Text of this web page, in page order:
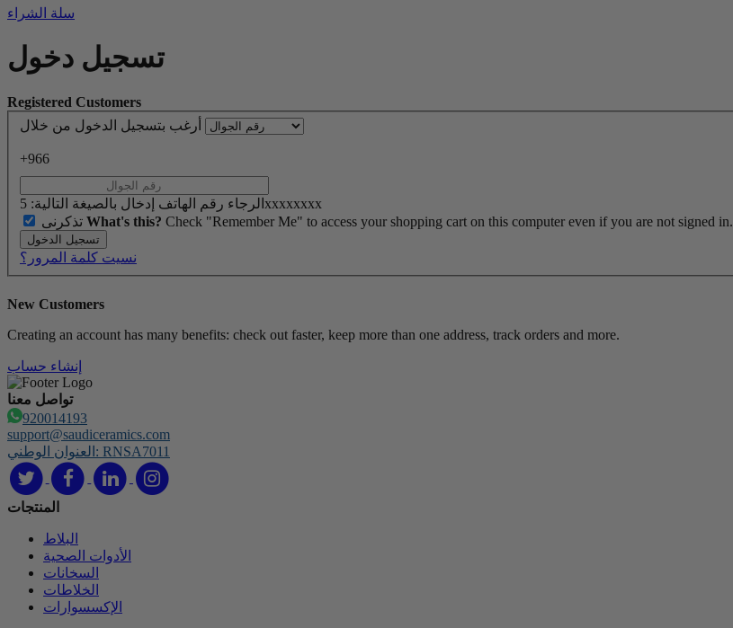
سلة الشراء
تسجيل دخول
Registered Customers
أرغب بتسجيل الدخول من خلال
+966
الرجاء رقم الهاتف إدخال بالصيغة التالية: 5xxxxxxxx
تذكرنى What's this? Check "Remember Me" to access your shopping cart on this computer even if you are not signed in.
تسجيل الدخول
نسيت كلمة المرور؟
New Customers
Creating an account has many benefits: check out faster, keep more than one address, track orders and more.
إنشاء حساب
تواصل معنا
920014193
support@saudiceramics.com
العنوان الوطني: RNSA7011
المنتجات
البلاط
الأدوات الصحية
السخانات
الخلاطات
الإكسسوارات